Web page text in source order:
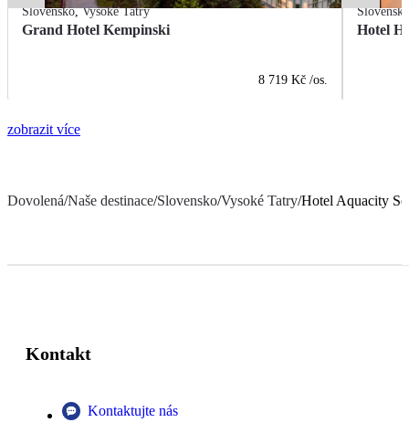
Slovensko,Vysoké Tatry
Grand Hotel Kempinski
8 719 Kč /os.
Hotel
zobrazit více
Dovolená/Naše destinace/Slovensko/Vysoké Tatry/Hotel Aquacity
Kontakt
Kontaktujte nás